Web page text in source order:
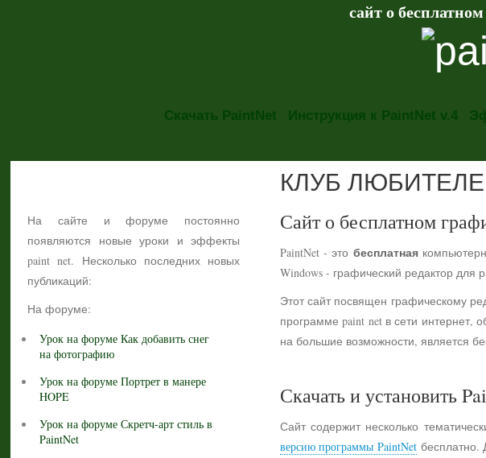
сайт о
Скачать PaintNet Инструкция к PaintNet v.4
На сайте и форуме постоянно
появляются новые уроки и эффекты
paint net. Несколько последних новых
публикаций:
На форуме:
Урок на форуме Как добавить снег
на фотографию
Урок на форуме Портрет в манере
HOPE
Урок на форуме Скретч-арт стиль в
PaintNet
КЛУБ
Сайт о бесплатном
PaintNet - это бесплатная
Windows - графический редактор
Этот сайт посвящен графическому
программе paint net в сети интернет,
на большие возможности, является
Скачать и установить
Сайт содержит несколько
версию программы PaintNetбесплатно.